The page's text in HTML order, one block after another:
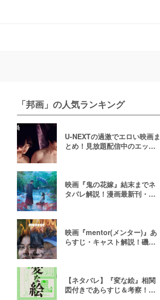
「邦画」の人気ランキング
U-NEXTの過激でエロい映画ま
とめ！見放題配信中のエッチ
映画『鬼の花嫁』結末までネ
タバレ解説！漫画最新刊・小
映画『mentor(メンター)』あ
らすじ・キャスト解説！磯村
メント
【ネタバレ】『変な絵』相関
図付きであらすじ＆考察！重